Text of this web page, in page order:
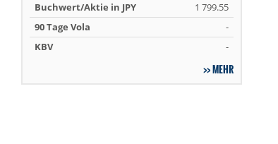
Buchwert/Aktie in JPY
1 799.55
90 Tage Vola
-
KBV
-
MEHR